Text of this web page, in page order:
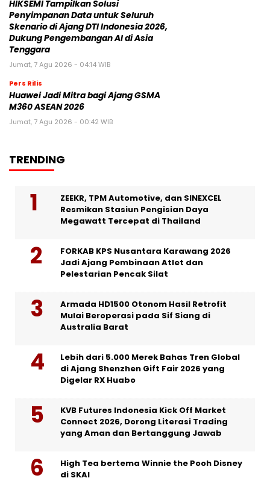
HIKSEMI Tampilkan Solusi
Penyimpanan Data untuk Seluruh
Skenario di Ajang DTI Indonesia 2026,
Dukung Pengembangan AI di Asia
Tenggara
Jumat, 7 Agu 2026 - 04:14 WIB
Pers Rilis
Huawei Jadi Mitra bagi Ajang GSMA
M360 ASEAN 2026
Jumat, 7 Agu 2026 - 00:42 WIB
TRENDING
ZEEKR, TPM Automotive, dan SINEXCEL
Resmikan Stasiun Pengisian Daya
Megawatt Tercepat di Thailand
FORKAB KPS Nusantara Karawang 2026
Jadi Ajang Pembinaan Atlet dan
Pelestarian Pencak Silat
Armada HD1500 Otonom Hasil Retrofit
Mulai Beroperasi pada Sif Siang di
Australia Barat
Lebih dari 5.000 Merek Bahas Tren Global
di Ajang Shenzhen Gift Fair 2026 yang
Digelar RX Huabo
KVB Futures Indonesia Kick Off Market
Connect 2026, Dorong Literasi Trading
yang Aman dan Bertanggung Jawab
High Tea bertema Winnie the Pooh Disney
di SKAI